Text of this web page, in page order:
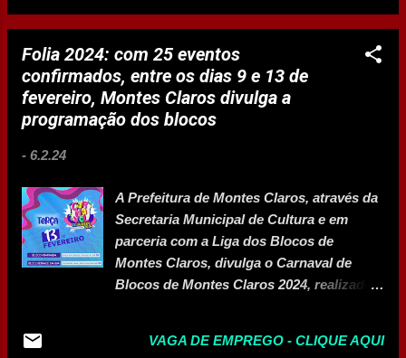
(Campus Universitário Professor Darcy
Atendimento Odontológico às crianças é
desenvolvido pelo departamento de
Odontologia da Unimontes e visa
atendimento odontológico ao paciente
e promoção da saúde na formação em
Odontologia, particularmente no
atendimento às crianças. A professora
Verônica Dias do Departamento de
Odontologia falou sobre os objetivos do
assistência à saúde bucal das crianças
Folia 2024: com 25 eventos
confirmados, entre os dias 9 e 13 de
fevereiro, Montes Claros divulga a
programação dos blocos
- 6.2.24
A Prefeitura de Montes Claros, através da
Secretaria Municipal de Cultura e em
parceria com a Liga dos Blocos de
Montes Claros, divulga o Carnaval de
Blocos de Montes Claros 2024, realizado
DNA da folia montes-clarense. O
VAGA DE EMPREGO - CLIQUE AQUI